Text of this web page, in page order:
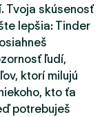
Tvoja skúsenosť
lepšia: Tinder
ľudí,
ktorí milujú
kto ťa
potrebuješ